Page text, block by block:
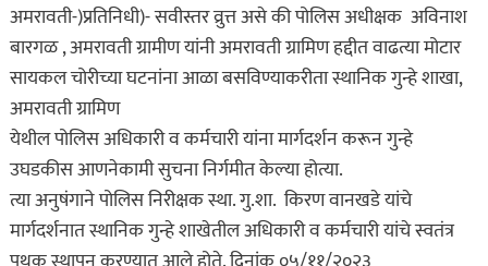
अमरावती-)प्रतिनिधी)- सवीस्तर व्रुत्त असे की पोलिस अधीक्षक अविनाश
बारगळ , अमरावती ग्रामीण यांनी अमरावती ग्रामिण हद्दीत वाढत्या मोटार
सायकल चोरीच्या घटनांना आळा बसविण्याकरीता स्थानिक गुन्हे शाखा,
अमरावती ग्रामिण
येथील पोलिस अधिकारी व कर्मचारी यांना मार्गदर्शन करून गुन्हे
उघडकीस आणनेकामी सुचना निर्गमीत केल्या होत्या.
त्या अनुषंगाने पोलिस निरीक्षक स्था. गु.शा. किरण वानखडे यांचे
मार्गदर्शनात स्थानिक गुन्हे शाखेतील अधिकारी व कर्मचारी यांचे स्वतंत्र